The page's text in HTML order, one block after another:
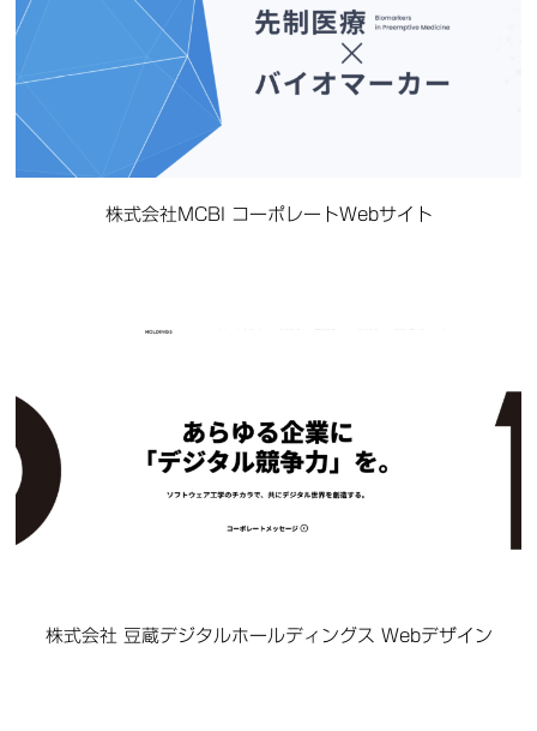
株式会社MCBI コーポレートWebサイト
株式会社 豆蔵デジタルホールディングス Webデザイン